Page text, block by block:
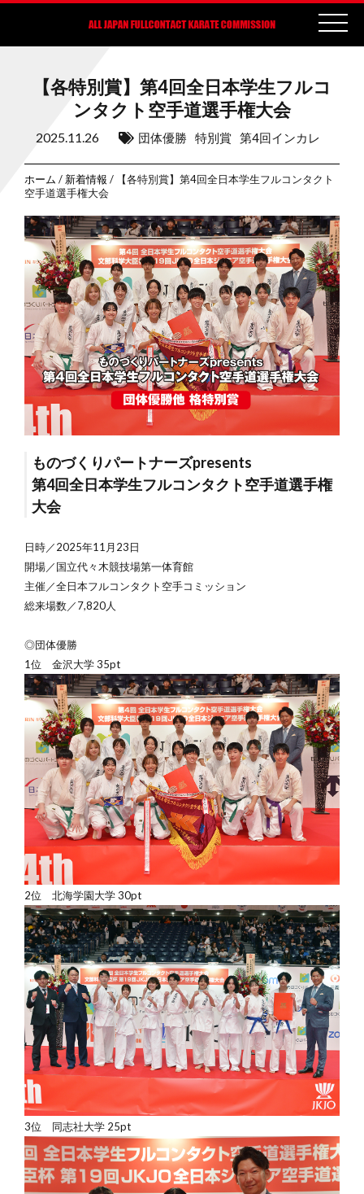
【各特別賞】第4回全日本学生フルコ
ンタクト空手道選手権大会
2025.11.26 団体優勝 特別賞 第4回インカレ
ホーム / 新着情報 / 【各特別賞】第4回全日本学生フルコンタクト
空手道選手権大会
ものづくりパートナーズpresents
第4回全日本学生フルコンタクト空手道選手権
大会
日時／2025年11月23日
開場／国立代々木競技場第一体育館
主催／全日本フルコンタクト空手コミッション
総来場数／7,820人
◎団体優勝
1位 金沢大学 35pt
2位 北海学園大学 30pt
3位 同志社大学 25pt